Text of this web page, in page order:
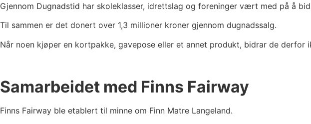
Gjennom Dugnadstid har skoleklasser, idrettslag og foreninger vært med på å
Til sammen er det donert over 1,3 millioner kroner gjennom dugnadssalg.
Når noen kjøper en kortpakke, gavepose eller et annet produkt, bidrar de
Samarbeidet med Finns Fairway
Finns Fairway ble etablert til minne om Finn Matre Langeland.